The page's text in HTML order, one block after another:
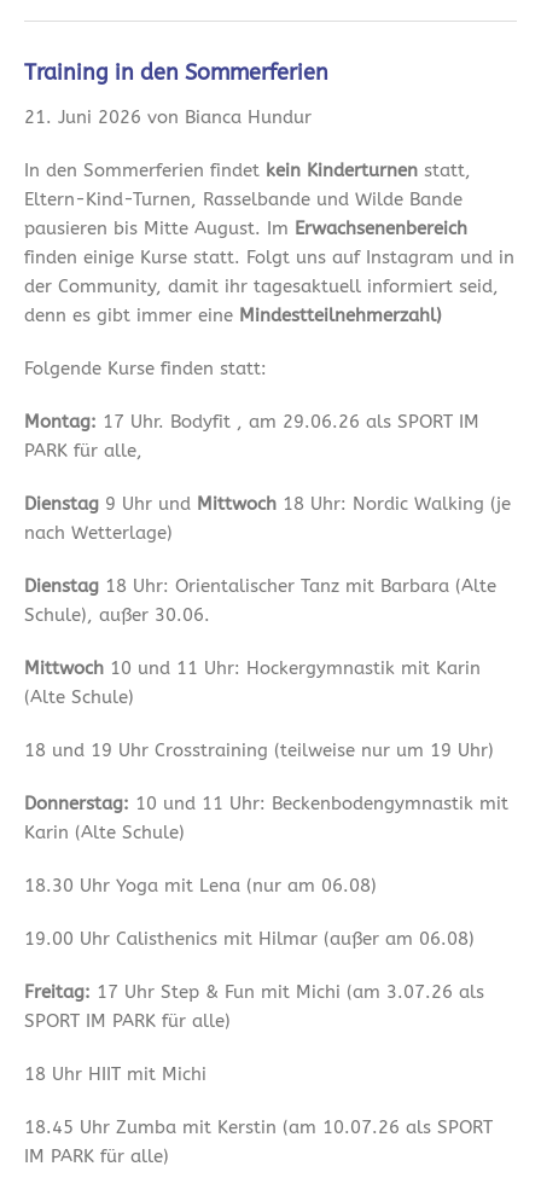
Training in den Sommerferien
21. Juni 2026 von Bianca Hundur
In den Sommerferien findet kein Kinderturnen statt,
Eltern-Kind-Turnen, Rasselbande und Wilde Bande
pausieren bis Mitte August. Im Erwachsenenbereich
finden einige Kurse statt. Folgt uns auf Instagram und in
der Community, damit ihr tagesaktuell informiert seid,
denn es gibt immer eine Mindestteilnehmerzahl)
Folgende Kurse finden statt:
Montag: 17 Uhr. Bodyfit , am 29.06.26 als SPORT IM
PARK für alle,
Dienstag 9 Uhr und Mittwoch 18 Uhr: Nordic Walking (je
nach Wetterlage)
Dienstag 18 Uhr: Orientalischer Tanz mit Barbara (Alte
Schule), außer 30.06.
Mittwoch 10 und 11 Uhr: Hockergymnastik mit Karin
(Alte Schule)
18 und 19 Uhr Crosstraining (teilweise nur um 19 Uhr)
Donnerstag: 10 und 11 Uhr: Beckenbodengymnastik mit
Karin (Alte Schule)
18.30 Uhr Yoga mit Lena (nur am 06.08)
19.00 Uhr Calisthenics mit Hilmar (außer am 06.08)
Freitag: 17 Uhr Step & Fun mit Michi (am 3.07.26 als
SPORT IM PARK für alle)
18 Uhr HIIT mit Michi
18.45 Uhr Zumba mit Kerstin (am 10.07.26 als SPORT
IM PARK für alle)